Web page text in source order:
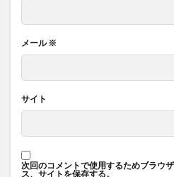
メール※
サイト
次回のコメントで使用するためブラウ
ス、サイトを保存する。